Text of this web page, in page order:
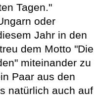
Tagen."
oder
Jahr in den
dem Motto "Die
miteinander zu
Paar aus den
natürlich auch auf